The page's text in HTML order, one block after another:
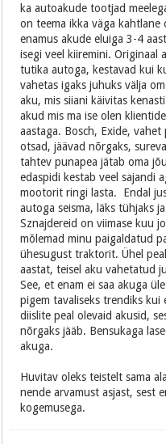
ka autoakude tootjad
on teema ikka väga kahtlane
enamus akude eluiga 3-4
isegi veel kiiremini. Originaal
tutika autoga, kestavad kui
vahetas igaks juhuks välja
aku, mis siiani käivitas
akud mis ma ise olen
aastaga. Bosch, Exide,
otsad, jäävad nõrgaks,
tahtev punapea jätab oma
edaspidi kestab veel sajandi
mootorit ringi lasta. Endal
autoga seisma, läks tühjaks
Sznajdereid on viimase kuu
mõlemad minu paigaldatud
ühesugust traktorit. Ühel
aastat, teisel aku vahetatud
See, et enam ei saa akuga
pigem tavaliseks trendiks
diislite peal olevaid akusid,
nõrgaks jääb. Bensukaga
akuga.
Huvitav oleks teistelt sama
nende arvamust asjast, sest
kogemusega.